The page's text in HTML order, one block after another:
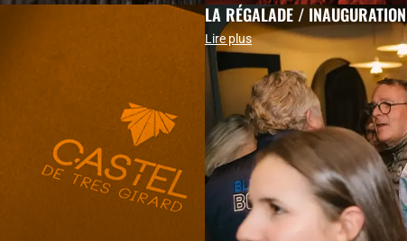
LA RÉGALADE / INAUGURATION
Lire plus